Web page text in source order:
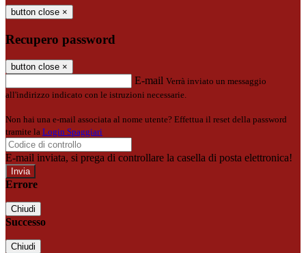
button close ×
Recupero password
button close ×
E-mail Verrà inviato un messaggio
all'indirizzo indicato con le istruzioni necessarie.
Non hai una e-mail associata al nome utente? Effettua il reset della password
tramite la Login Spaggiari
E-mail inviata, si prega di controllare la casella di posta elettronica!
Errore
Chiudi
Successo
Chiudi